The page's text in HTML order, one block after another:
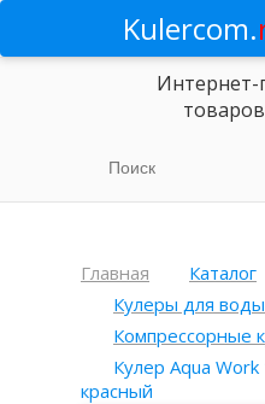
Kulercom.
Интернет-
Главная
Каталог
Кулеры для
Компрессорные
Кулер Aqua
красный